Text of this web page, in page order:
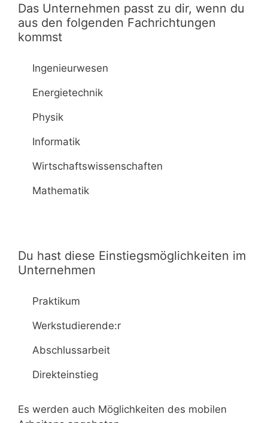
Das Unternehmen passt zu dir, wenn du
aus den folgenden Fachrichtungen
kommst
Ingenieurwesen
Energietechnik
Physik
Informatik
Wirtschaftswissenschaften
Mathematik
Du hast diese Einstiegsmöglichkeiten im
Unternehmen
Praktikum
Werkstudierende:r
Abschlussarbeit
Direkteinstieg
Es werden auch Möglichkeiten des mobilen